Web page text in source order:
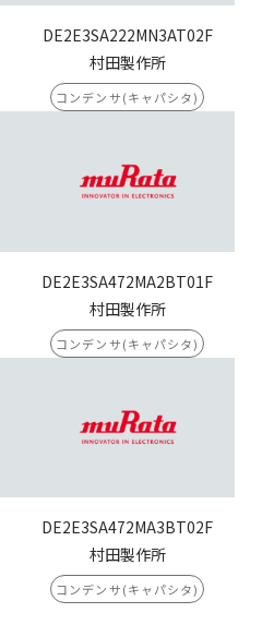
DE2E3SA222MN3AT02F
村田製作所
コンデンサ(キャパシタ)
DE2E3SA472MA2BT01F
村田製作所
コンデンサ(キャパシタ)
DE2E3SA472MA3BT02F
村田製作所
コンデンサ(キャパシタ)